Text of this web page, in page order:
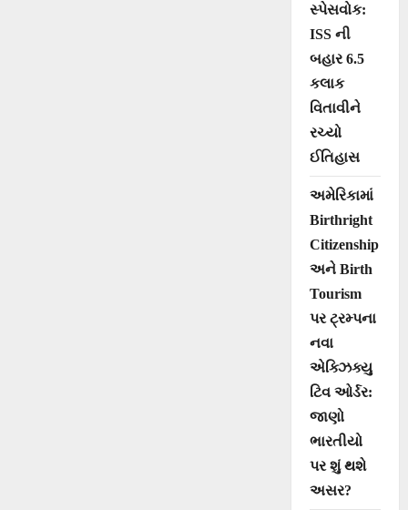
સ્પેસવોક:
ISS ની
બહાર 6.5
કલાક
વિતાવીને
રચ્યો
ઈતિહાસ
અમેરિકામાં
Birthright
Citizenship
અને Birth
Tourism
પર ટ્રમ્પના
નવા
એક્ઝિક્યુ
ટિવ ઓર્ડર:
જાણો
ભારતીયો
પર શું થશે
અસર?